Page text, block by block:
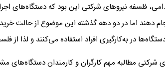
فلسفه نیروهای شرکتی این بود که دستگاه‌های
دهند اما در دو دهه گذشته این موضوع از حالت
در به‌کارگیری افراد استفاده می‌کنند و لذا از